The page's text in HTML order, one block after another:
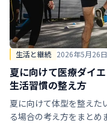
生活と継続 2026年5月26日
夏に向けて医療ダイ
生活習慣の整え方
夏に向けて体型を整えた
る場合の考え方をまとめ